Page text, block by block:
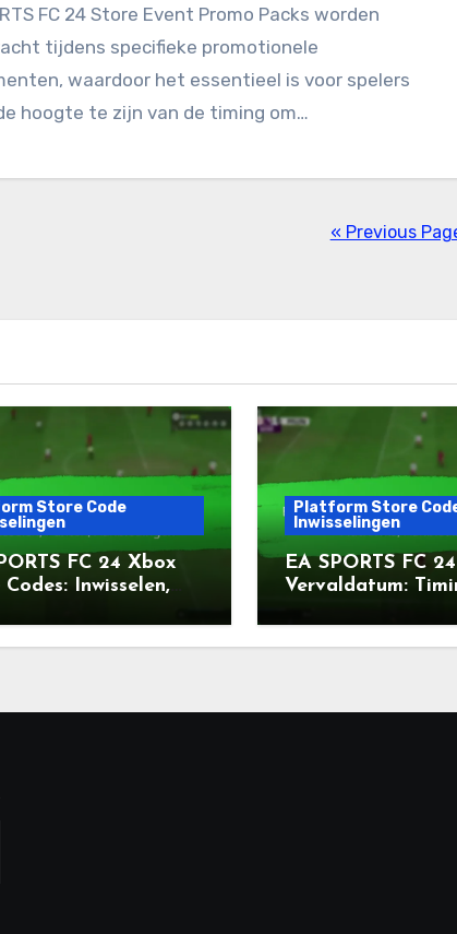
tijdens specifieke promotionele
waardoor het essentieel is voor spelers
hoogte te zijn van de timing om…
« Previous
Store Code
FC 24 Xbox
Inwisselen,
Platform Store
Inwisselingen
EA SPORTS FC
Vervaldatum: